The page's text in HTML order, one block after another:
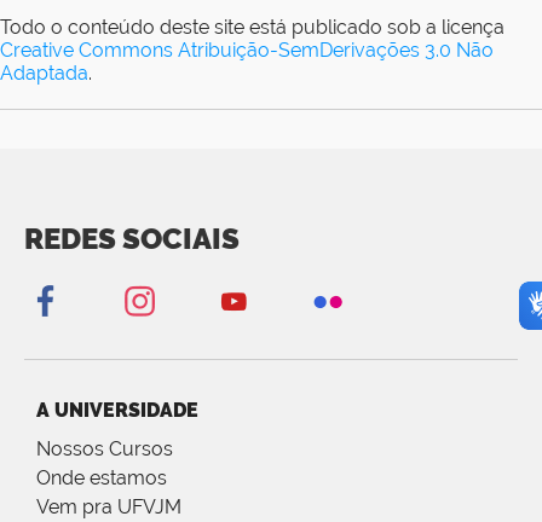
Todo o conteúdo deste site está publicado sob a licença
Creative Commons Atribuição-SemDerivações 3.0 Não
Adaptada.
REDES SOCIAIS
A UNIVERSIDADE
Nossos Cursos
Onde estamos
Vem pra UFVJM